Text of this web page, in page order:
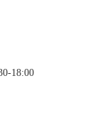
18:00